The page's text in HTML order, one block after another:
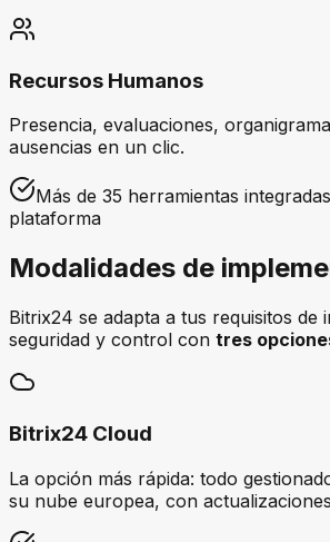
Recursos Humanos
Presencia, evaluaciones,
ausencias en un clic.
Más de 35 herramientas
plataforma
Modalidades de
Bitrix24 se adapta a tus requisitos de
seguridad y control con tres
Bitrix24 Cloud
La opción más rápida: todo
su nube europea, con